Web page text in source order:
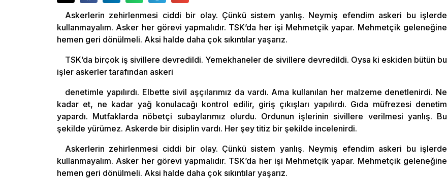
Askerlerin zehirlenmesi ciddi bir olay. Çünkü sistem yanlış. Neymiş efendim askeri bu işlerde
kullanmayalım. Asker her görevi yapmalıdır. TSK’da her işi Mehmetçik yapar. Mehmetçik geleneğine
hemen geri dönülmeli. Aksi halde daha çok sıkıntılar yaşarız.
TSK’da birçok iş sivillere devredildi. Yemekhaneler de sivillere devredildi. Oysa ki eskiden bütün bu
işler askerler tarafından askeri
denetimle yapılırdı. Elbette sivil aşçılarımız da vardı. Ama kullanılan her malzeme denetlenirdi. Ne
kadar et, ne kadar yağ konulacağı kontrol edilir, giriş çıkışları yapılırdı. Gıda müfrezesi denetim
yapardı. Mutfaklarda nöbetçi subaylarımız olurdu. Ordunun işlerinin sivillere verilmesi yanlış. Bu
şekilde yürümez. Askerde bir disiplin vardı. Her şey titiz bir şekilde incelenirdi.
Askerlerin zehirlenmesi ciddi bir olay. Çünkü sistem yanlış. Neymiş efendim askeri bu işlerde
kullanmayalım. Asker her görevi yapmalıdır. TSK’da her işi Mehmetçik yapar. Mehmetçik geleneğine
hemen geri dönülmeli. Aksi halde daha çok sıkıntılar yaşarız.